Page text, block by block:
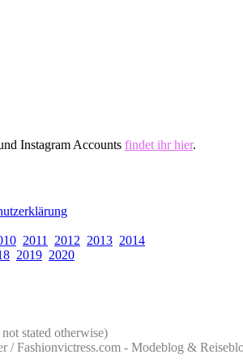
Instagram Accounts findet ihr hier.
2011 2012 2013 2014
2019 2020
stated otherwise)
/ Fashionvictress.com - Modeblog &